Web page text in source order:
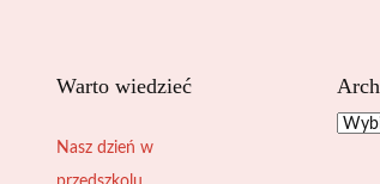
Warto wiedzieć
Nasz dzień w